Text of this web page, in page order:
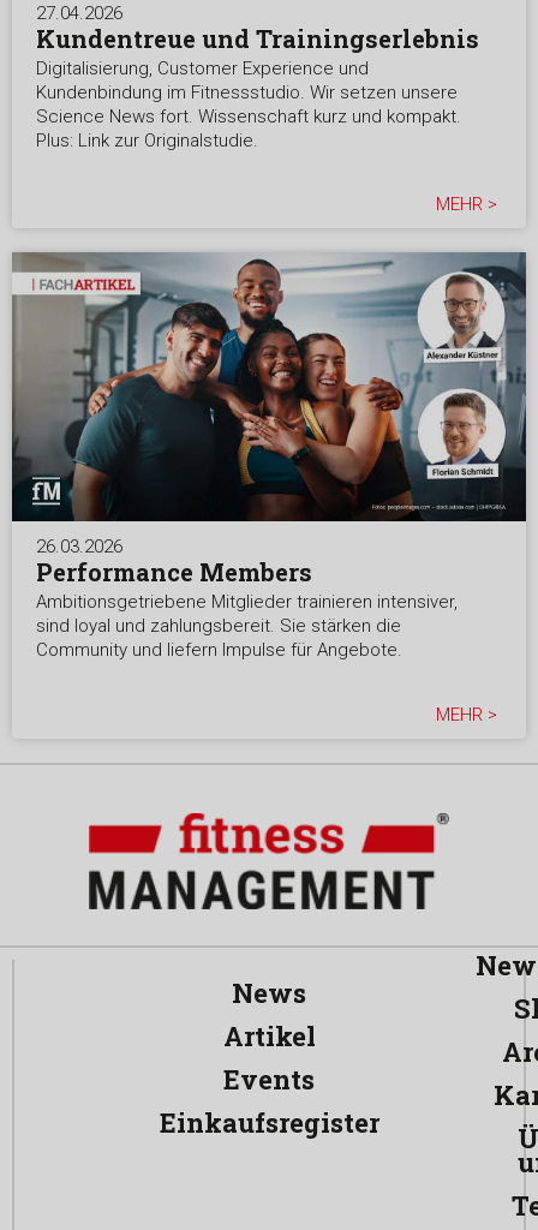
27.04.2026
Kundentreue und Trainingserlebnis
Digitalisierung, Customer Experience und
Kundenbindung im Fitnessstudio. Wir setzen unsere
Science News fort. Wissenschaft kurz und kompakt.
Plus: Link zur Originalstudie.
MEHR >
26.03.2026
Performance Members
Ambitionsgetriebene Mitglieder trainieren intensiver,
sind loyal und zahlungsbereit. Sie stärken die
Community und liefern Impulse für Angebote.
MEHR >
News
Artikel
Events
Einkaufsregister